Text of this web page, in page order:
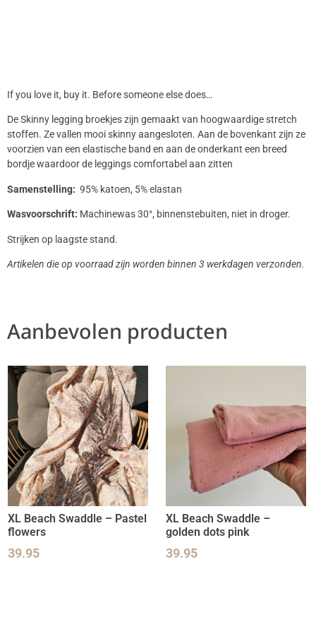
If you love it, buy it. Before someone else does…
De Skinny legging broekjes zijn gemaakt van hoogwaardige stretch
stoffen. Ze vallen mooi skinny aangesloten. Aan de bovenkant zijn ze
voorzien van een elastische band en aan de onderkant een breed
bordje waardoor de leggings comfortabel aan zitten
Samenstelling: 95% katoen, 5% elastan
Wasvoorschrift: Machinewas 30°, binnenstebuiten, niet in droger.
Strijken op laagste stand.
Artikelen die op voorraad zijn worden binnen 3 werkdagen verzonden.
Aanbevolen producten
XL Beach Swaddle – Pastel
flowers
39.95
XL Beach Swaddle –
golden dots pink
39.95